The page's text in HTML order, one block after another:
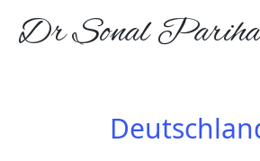
Dr Sonal